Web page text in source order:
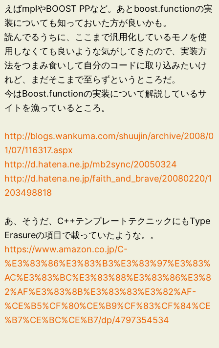
えばmplやBOOST PPなど。あとboost.functionの実
装についても知っておいた方が良いかも。
読んでるうちに、ここまで汎用化しているモノを使
用しなくても良いような気がしてきたので、実装方
法をつまみ食いして自分のコードに取り込みたいけ
れど、まだそこまで至らずというところだ。
今はBoost.functionの実装について解説しているサ
イトを漁っているところ。
http://blogs.wankuma.com/shuujin/archive/2008/0
1/07/116317.aspx
http://d.hatena.ne.jp/mb2sync/20050324
http://d.hatena.ne.jp/faith_and_brave/20080220/1
203498818
あ、そうだ、C++テンプレートテクニックにもType
Erasureの項目で載っていたような。。
https://www.amazon.co.jp/C-
%E3%83%86%E3%83%B3%E3%83%97%E3%83%
AC%E3%83%BC%E3%83%88%E3%83%86%E3%8
2%AF%E3%83%8B%E3%83%83%E3%82%AF-
%CE%B5%CF%80%CE%B9%CF%83%CF%84%CE
%B7%CE%BC%CE%B7/dp/4797354534